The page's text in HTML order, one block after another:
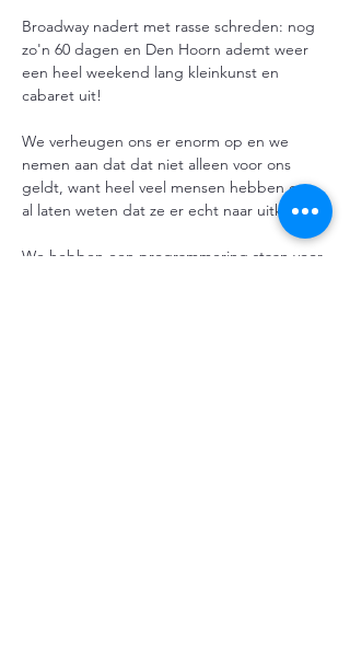
Broadway nadert met rasse schreden: nog
zo'n 60 dagen en Den Hoorn ademt weer
een heel weekend lang kleinkunst en
cabaret uit!
We verheugen ons er enorm op en we
nemen aan dat dat niet alleen voor ons
geldt, want heel veel mensen hebben ons
al laten weten dat ze er echt naar uitkijken.
We hebben een programmering staan voor